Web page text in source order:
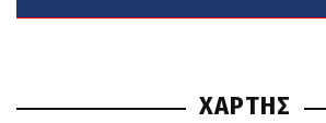
ΧΑΡΤΗΣ